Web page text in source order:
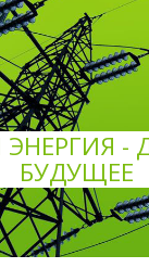
ЭНЕРГИЯ -
БУДУЩЕЕ